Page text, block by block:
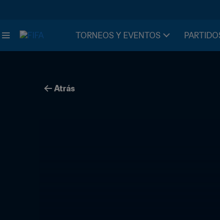
TORNEOS Y EVENTOS
Atrás